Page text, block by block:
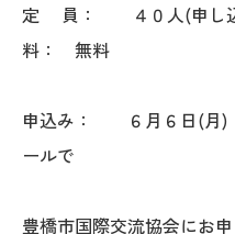
定 員： ４０人(
料： 無料
申込み： ６月６日(月)
ールで
豊橋市国際交流協会にお